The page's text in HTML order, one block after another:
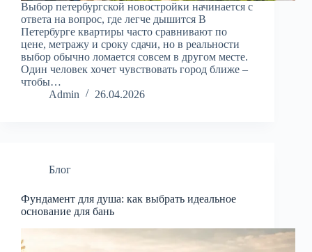
Выбор петербургской новостройки начинается с
ответа на вопрос, где легче дышится В
Петербурге квартиры часто сравнивают по
цене, метражу и сроку сдачи, но в реальности
выбор обычно ломается совсем в другом месте.
Один человек хочет чувствовать город ближе –
чтобы…
Admin
26.04.2026
Блог
Фундамент для душа: как выбрать идеальное
основание для бань